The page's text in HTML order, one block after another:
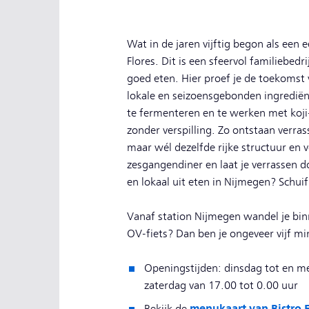
Wat in de jaren vijftig begon als een
Flores. Dit is een sfeervol
goed eten. Hier proef je de toekomst
lokale en seizoensgebonden
te fermenteren en te werken met
zonder verspilling. Zo ontstaan
maar wél dezelfde rijke structuur en
zesgangendiner en laat je verrassen
en lokaal uit eten in Nijmegen?
Vanaf station Nijmegen wandel je
OV-fiets? Dan ben je ongeveer vijf
Openingstijden: dinsdag tot en
zaterdag van 17.00 tot 0.00 uur